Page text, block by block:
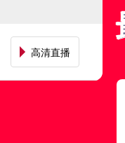
高清直播